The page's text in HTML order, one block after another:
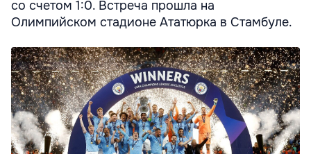
со счетом 1:0. Встреча прошла на
Олимпийском стадионе Ататюрка в Стамбуле.